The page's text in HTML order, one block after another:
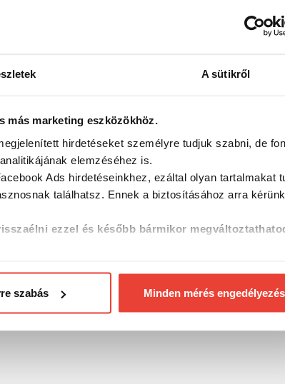
A sütikről
más marketing eszközökhöz.
hirdetéseket személyre tudjuk szabni, de
elemzéséhez is.
Ads hirdetéseinkhez, ezáltal olyan tartalmakat
találhatsz. Ennek a biztosításához arra
ezzel és később bármikor
szabás Minden mérés
attraktánsok! A hagyományos csalikhoz képest
használátával és most olcsóbban
vagy a vízközt való felkínálásra: jó a vizuális hatásuk,
is kerültek az akciós termékek közé!
vagy technológiai alapú pecáról, van